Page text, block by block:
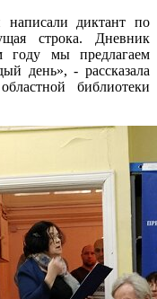
диктант по
строка. Дневник
году мы предлагаем
день», - рассказала
библиотеки